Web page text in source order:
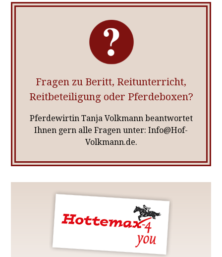
Fragen zu Beritt, Reitunterricht,
Reitbeteiligung oder Pferdeboxen?
Pferdewirtin Tanja Volkmann beantwortet
Ihnen gern alle Fragen unter: Info@Hof-
Volkmann.de.